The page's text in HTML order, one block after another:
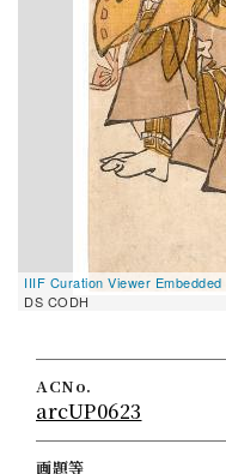
IIIF Curation Viewer Embedded
DS CODH
ACNo.
arcUP0623
画題等